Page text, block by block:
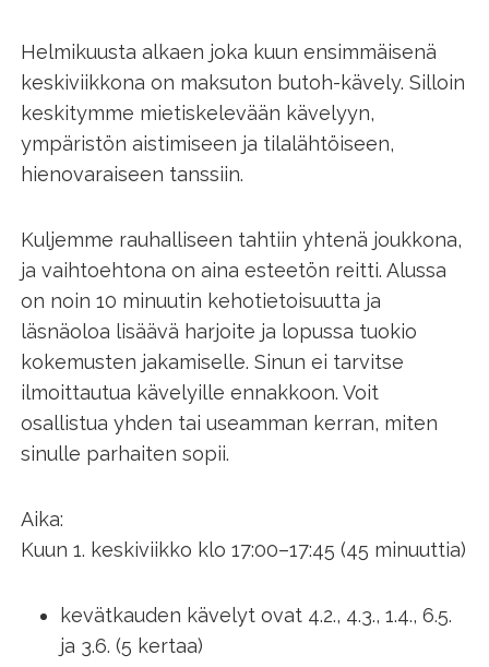
Helmikuusta alkaen joka kuun ensimmäisenä
keskiviikkona on maksuton butoh-kävely. Silloin
keskitymme mietiskelevään kävelyyn,
ympäristön aistimiseen ja tilalähtöiseen,
hienovaraiseen tanssiin.
Kuljemme rauhalliseen tahtiin yhtenä joukkona,
ja vaihtoehtona on aina esteetön reitti. Alussa
on noin 10 minuutin kehotietoisuutta ja
läsnäoloa lisäävä harjoite ja lopussa tuokio
kokemusten jakamiselle. Sinun ei tarvitse
ilmoittautua kävelyille ennakkoon. Voit
osallistua yhden tai useamman kerran, miten
sinulle parhaiten sopii.
Aika:
Kuun 1. keskiviikko klo 17:00–17:45 (45 minuuttia)
kevätkauden kävelyt ovat 4.2., 4.3., 1.4., 6.5.
ja 3.6. (5 kertaa)